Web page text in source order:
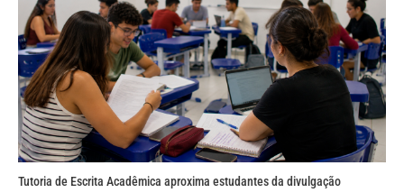
Tutoria de Escrita Acadêmica aproxima estudantes da divulgação